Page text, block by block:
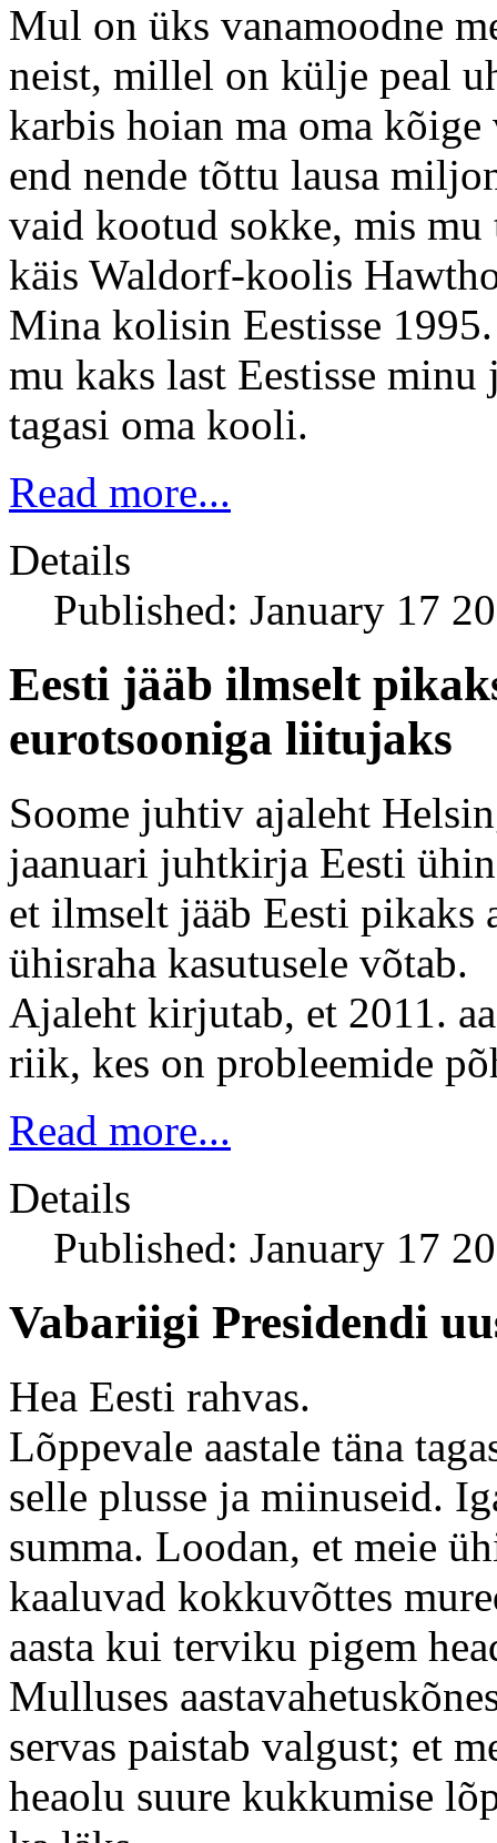
Mul on üks vanamoodne
neist, millel on külje peal
karbis hoian ma oma
end nende tõttu lausa
vaid kootud sokke, mis
käis Waldorf-koolis
Mina kolisin Eestisse
mu kaks last Eestisse
tagasi oma kooli.
Read more...
Details
Published: January 17
Eesti jääb ilmselt
eurotsooniga liitujaks
Soome juhtiv ajaleht
jaanuari juhtkirja Eesti
et ilmselt jääb Eesti pikaks
ühisraha kasutusele võtab.
Ajaleht kirjutab, et 2011.
riik, kes on probleemide
Read more...
Details
Published: January 17
Vabariigi Presidendi
Hea Eesti rahvas.
Lõppevale aastale täna
selle plusse ja miinuseid.
summa. Loodan, et meie
kaaluvad kokkuvõttes
aasta kui terviku pigem
Mulluses
servas paistab valgust; et
heaolu suure kukkumise